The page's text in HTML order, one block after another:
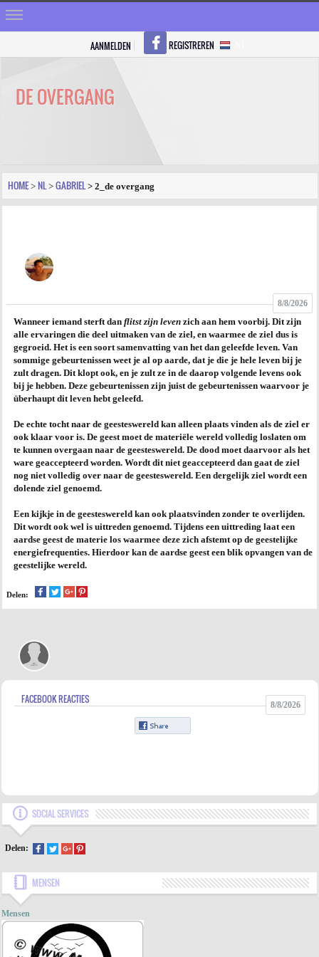
VRAGEN
FOTO
AGENDA
PRAKTIJK
AANMELDEN REGISTREREN
DE OVERGANG
HOME > NL > GABRIEL> 2_de overgang
8/8/2026
Wanneer iemand sterft dan flitst zijn leven zich aan hem voorbij. Dit zijn
alle ervaringen die deel uitmaken van de ziel, en waarmee de ziel dus is
gegroeid. Het is een soort samenvatting van het dan geleefde leven. Van
sommige gebeurtenissen weet je al op aarde, dat je die je hele leven bij je
zult dragen. Dit klopt ook, en je zult ze in de daarop volgende levens ook
bij je hebben. Deze gebeurtenissen zijn juist de gebeurtenissen waarvoor je
überhaupt dit leven hebt geleefd.
De echte tocht naar de geesteswereld kan alleen plaats vinden als de ziel er
ook klaar voor is. De geest moet de materiële wereld volledig loslaten om
te kunnen overgaan naar de geesteswereld. De dood moet daarvoor als het
ware geaccepteerd worden. Wordt dit niet geaccepteerd dan gaat de ziel
nog niet volledig over naar de geesteswereld. Een dergelijk ziel wordt een
dolende ziel genoemd.
Een kijkje in de geesteswereld kan ook plaatsvinden zonder te overlijden.
Dit wordt ook wel is uittreden genoemd. Tijdens een uittreding laat een
aardse geest de materie los waarmee deze zich afstemt op de geestelijke
energiefrequenties. Hierdoor kan de aardse geest een blik opvangen van de
geestelijke wereld.
Delen:
FACEBOOK REACTIES 8/8/2026
SOCIAL SERVICES
Delen:
MENSEN
Mensen